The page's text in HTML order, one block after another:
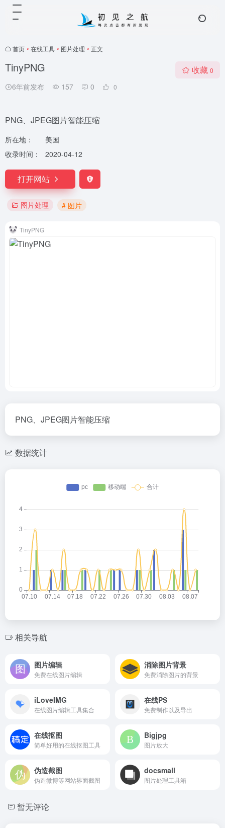
首页 • 在线工具 • 图片处理 • 正文
TinyPNG
6年前发布 157 0 0
收藏 0
PNG、JPEG图片智能压缩
所在地：
美国
收录时间：
2020-04-12
打开网站
图片处理 # 图片
TinyPNG
PNG、JPEG图片智能压缩
数据统计
相关导航
图片编辑
免费在线图片编辑
消除图片背景
免费消除图片的背景
iLoveIMG
在线图片编辑工具集合
在线PS
免费制作以及导出
在线抠图
简单好用的在线抠图工具
Bigjpg
图片放大
伪造截图
伪造微博等网站界面截图
docsmall
图片处理工具箱
暂无评论